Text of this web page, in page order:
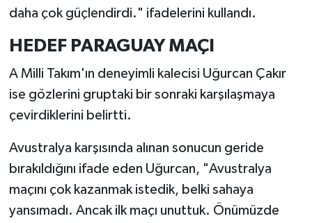
daha çok güçlendirdi." ifadelerini kullandı.
HEDEF PARAGUAY MAÇI
A Milli Takım'ın deneyimli kalecisi Uğurcan Çakır
ise gözlerini gruptaki bir sonraki karşılaşmaya
çevirdiklerini belirtti.
Avustralya karşısında alınan sonucun geride
bırakıldığını ifade eden Uğurcan, "Avustralya
maçını çok kazanmak istedik, belki sahaya
yansımadı. Ancak ilk maçı unuttuk. Önümüzde